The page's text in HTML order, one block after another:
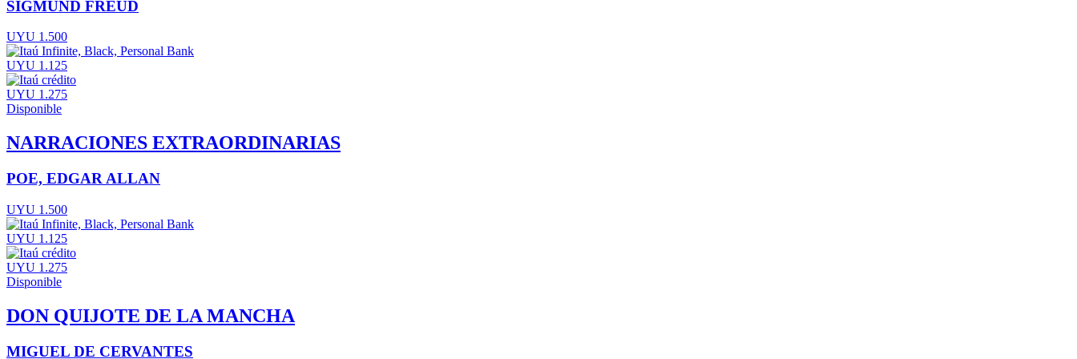
SIGMUND FREUD
UYU 1.500
UYU 1.125
UYU 1.275
Disponible
NARRACIONES EXTRAORDINARIAS
POE, EDGAR ALLAN
UYU 1.500
UYU 1.125
UYU 1.275
Disponible
DON QUIJOTE DE LA MANCHA
MIGUEL DE CERVANTES